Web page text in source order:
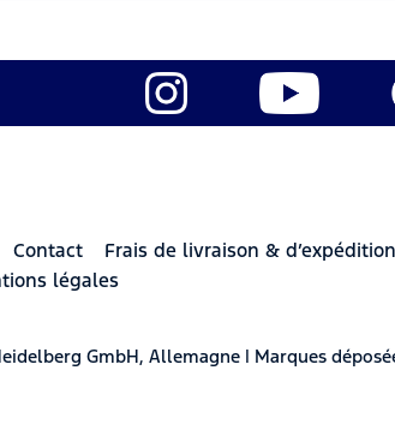
Contact Frais de livraison & d’expédition
légales
GmbH, Allemagne | Marques